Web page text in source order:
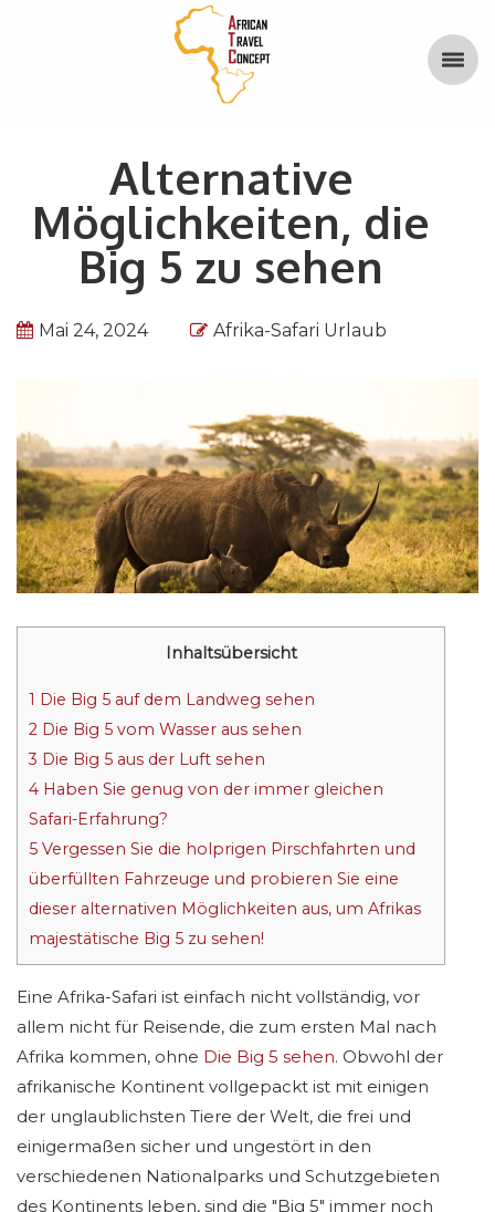
Alternative
Möglichkeiten, die
Big 5 zu sehen
Mai 24, 2024 Afrika-Safari Urlaub
Inhaltsübersicht
1 Die Big 5 auf dem Landweg sehen
2 Die Big 5 vom Wasser aus sehen
3 Die Big 5 aus der Luft sehen
4 Haben Sie genug von der immer gleichen
Safari-Erfahrung?
5 Vergessen Sie die holprigen Pirschfahrten und
überfüllten Fahrzeuge und probieren Sie eine
dieser alternativen Möglichkeiten aus, um Afrikas
majestätische Big 5 zu sehen!
Eine Afrika-Safari ist einfach nicht vollständig, vor
allem nicht für Reisende, die zum ersten Mal nach
Afrika kommen, ohne Die Big 5 sehen. Obwohl der
afrikanische Kontinent vollgepackt ist mit einigen
der unglaublichsten Tiere der Welt, die frei und
einigermaßen sicher und ungestört in den
verschiedenen Nationalparks und Schutzgebieten
des Kontinents leben, sind die "Big 5" immer noch